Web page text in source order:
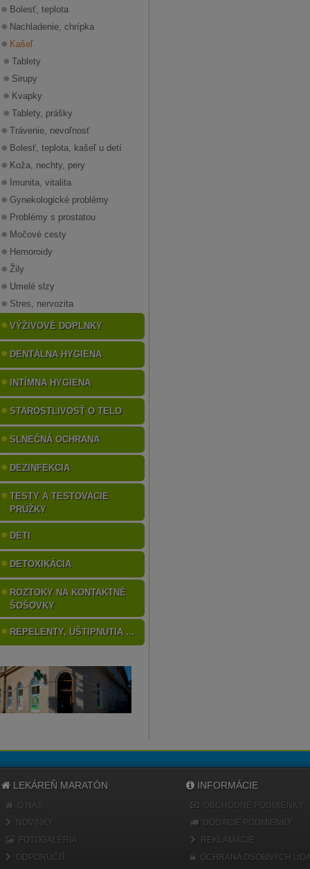
Bolesť, teplota
Nachladenie, chrípka
Kašeľ
Tablety
Sirupy
Kvapky
Tablety, prášky
Trávenie, nevoľnosť
Bolesť, teplota, kašeľ u detí
Koža, nechty, pery
Imunita, vitalita
Gynekologické problémy
Problémy s prostatou
Močové cesty
Hemoroidy
Žily
Umelé slzy
Stres, nervozita
VÝŽIVOVÉ DOPLNKY
DENTÁLNA HYGIENA
INTÍMNA HYGIENA
STAROSTLIVOSŤ O TELO
SLNEČNÁ OCHRANA
DEZINFEKCIA
TESTY A TESTOVACIE
PRÚŽKY
DETI
DETOXIKÁCIA
ROZTOKY NA KONTAKTNÉ
ŠOŠOVKY
REPELENTY, UŠTIPNUTIA ...
LEKÁREŇ MARATÓN
O NÁS
NOVINKY
FOTOGALÉRIA
ODPORUČIŤ
INFORMÁCIE
OBCHODNÉ PODMIENKY
DODACIE PODMIENKY
REKLAMÁCIE
OCHRANA OSOBNÝCH